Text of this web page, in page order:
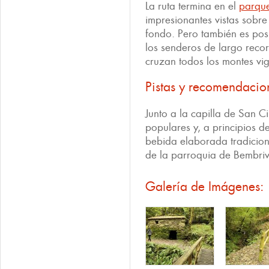
La ruta termina en el
impresionantes vistas
fondo. Pero también es
los senderos de largo
cruzan todos los montes
Pistas y
Junto a la capilla de San
populares y, a principios
bebida elaborada
de la parroquia de
Galería de Imágenes: